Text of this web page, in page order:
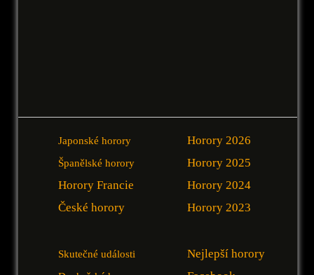
Japonské horory
Španělské horory
Horory Francie
České horory
Horory 2026
Horory 2025
Horory 2024
Horory 2023
Skutečné události
Nejlepší horory